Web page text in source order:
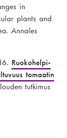
in
plants and
Annales
Ruokohelpi-
tomaatin
tutkimus